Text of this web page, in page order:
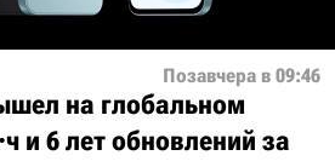
Позавчера в 09:46
на глобальном
и 6 лет обновлений за